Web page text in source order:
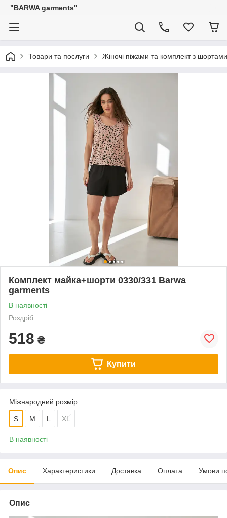
"BARWA garments"
Товари та послуги Жіночі піжами та комплект з шортами
Комплект майка+шорти 0330/331 Barwa
garments
В наявності
Роздріб
518 ₴
Купити
Міжнародний розмір
S M L XL
В наявності
Опис Характеристики Доставка Оплата Умови
Опис